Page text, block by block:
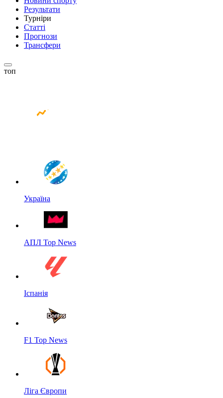
Результати
Турніри
Статті
Прогнози
Трансфери
топ
Україна
АПЛ Top News
Іспанія
F1 Top News
Ліга Європи